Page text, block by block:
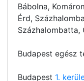
Bábolna,
Érd,
Százhalombatta,
Budapest egész
Budapest 1.